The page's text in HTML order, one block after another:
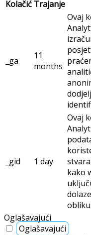
Kolačić Trajanje
_ga
11
months
Ovaj
_gid 1 day
Ovaj
kako
obliku.
Oglašavajući
Oglašavajući